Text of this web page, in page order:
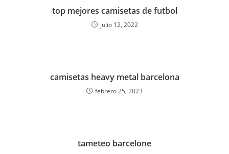
top mejores camisetas de futbol
julio 12, 2022
camisetas heavy metal barcelona
febrero 25, 2023
tameteo barcelone